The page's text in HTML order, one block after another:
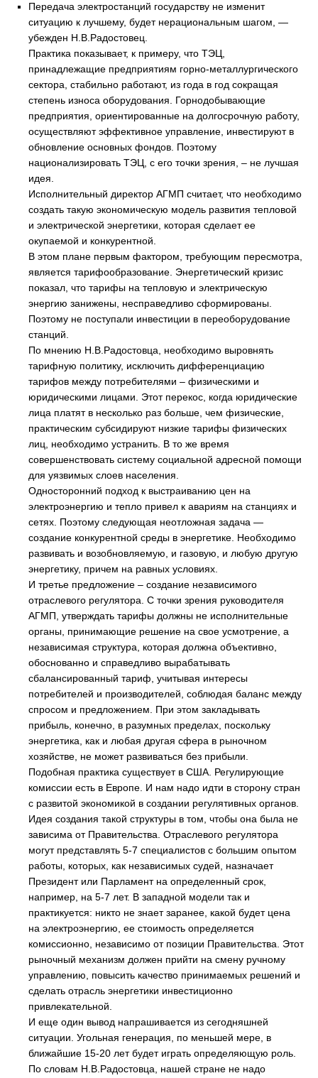
Передача электростанций государству не изменит
ситуацию к лучшему, будет нерациональным шагом, —
убежден Н.В.Радостовец.
Практика показывает, к примеру, что ТЭЦ,
принадлежащие предприятиям горно-металлургического
сектора, стабильно работают, из года в год сокращая
степень износа оборудования. Горнодобывающие
предприятия, ориентированные на долгосрочную работу,
осуществляют эффективное управление, инвестируют в
обновление основных фондов. Поэтому
национализировать ТЭЦ, с его точки зрения, – не лучшая
идея.
Исполнительный директор АГМП считает, что необходимо
создать такую экономическую модель развития тепловой
и электрической энергетики, которая сделает ее
окупаемой и конкурентной.
В этом плане первым фактором, требующим пересмотра,
является тарифообразование. Энергетический кризис
показал, что тарифы на тепловую и электрическую
энергию занижены, несправедливо сформированы.
Поэтому не поступали инвестиции в переоборудование
станций.
По мнению Н.В.Радостовца, необходимо выровнять
тарифную политику, исключить дифференциацию
тарифов между потребителями – физическими и
юридическими лицами. Этот перекос, когда юридические
лица платят в несколько раз больше, чем физические,
практическим субсидируют низкие тарифы физических
лиц, необходимо устранить. В то же время
совершенствовать систему социальной адресной помощи
для уязвимых слоев населения.
Односторонний подход к выстраиванию цен на
электроэнергию и тепло привел к авариям на станциях и
сетях. Поэтому следующая неотложная задача —
создание конкурентной среды в энергетике. Необходимо
развивать и возобновляемую, и газовую, и любую другую
энергетику, причем на равных условиях.
И третье предложение – создание независимого
отраслевого регулятора. С точки зрения руководителя
АГМП, утверждать тарифы должны не исполнительные
органы, принимающие решение на свое усмотрение, а
независимая структура, которая должна объективно,
обоснованно и справедливо вырабатывать
сбалансированный тариф, учитывая интересы
потребителей и производителей, соблюдая баланс между
спросом и предложением. При этом закладывать
прибыль, конечно, в разумных пределах, поскольку
энергетика, как и любая другая сфера в рыночном
хозяйстве, не может развиваться без прибыли.
Подобная практика существует в США. Регулирующие
комиссии есть в Европе. И нам надо идти в сторону стран
с развитой экономикой в создании регулятивных органов.
Идея создания такой структуры в том, чтобы она была не
зависима от Правительства. Отраслевого регулятора
могут представлять 5-7 специалистов с большим опытом
работы, которых, как независимых судей, назначает
Президент или Парламент на определенный срок,
например, на 5-7 лет. В западной модели так и
практикуется: никто не знает заранее, какой будет цена
на электроэнергию, ее стоимость определяется
комиссионно, независимо от позиции Правительства. Этот
рыночный механизм должен прийти на смену ручному
управлению, повысить качество принимаемых решений и
сделать отрасль энергетики инвестиционно
привлекательной.
И еще один вывод напрашивается из сегодняшней
ситуации. Угольная генерация, по меньшей мере, в
ближайшие 15-20 лет будет играть определяющую роль.
По словам Н.В.Радостовца, нашей стране не надо